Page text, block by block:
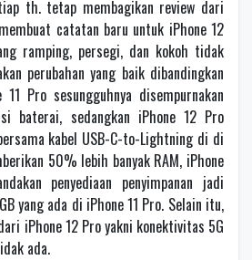
th. tetap membagikan review dari
catatan baru untuk iPhone 12
ramping, persegi, dan kokoh tidak
perubahan yang baik dibandingkan
Pro sesungguhnya disempurnakan
baterai, sedangkan iPhone 12 Pro
kabel USB-C-to-Lightning di di
50% lebih banyak RAM, iPhone
penyediaan penyimpanan jadi
yang ada di iPhone 11 Pro. Selain itu,
iPhone 12 Pro yakni konektivitas 5G
ada.